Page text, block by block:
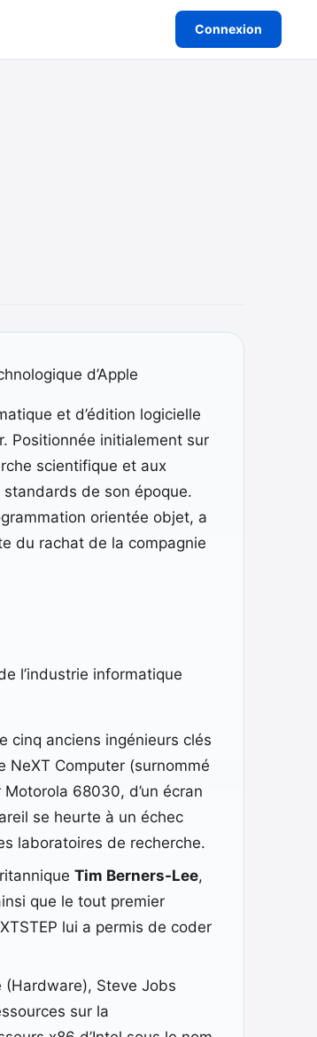
Connexion
d’Apple
et d’édition logicielle
Positionnée initialement sur
scientifique et aux
de son époque.
orientée objet, a
du rachat de la compagnie
l’industrie informatique
cinq anciens ingénieurs clés
NeXT Computer (surnommé
68030, d’un écran
se heurte à un échec
laboratoires de recherche.
Tim Berners-Lee,
que le tout premier
lui a permis de coder
Steve Jobs
sur la